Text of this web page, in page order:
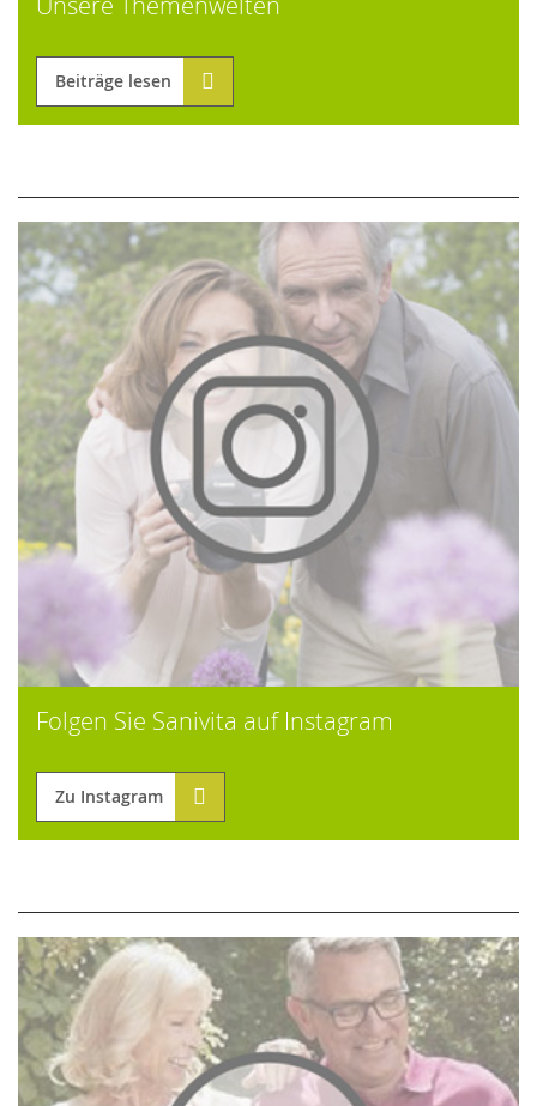
Beiträge lesen
Folgen Sie Sanivita auf Instagram
Zu Instagram